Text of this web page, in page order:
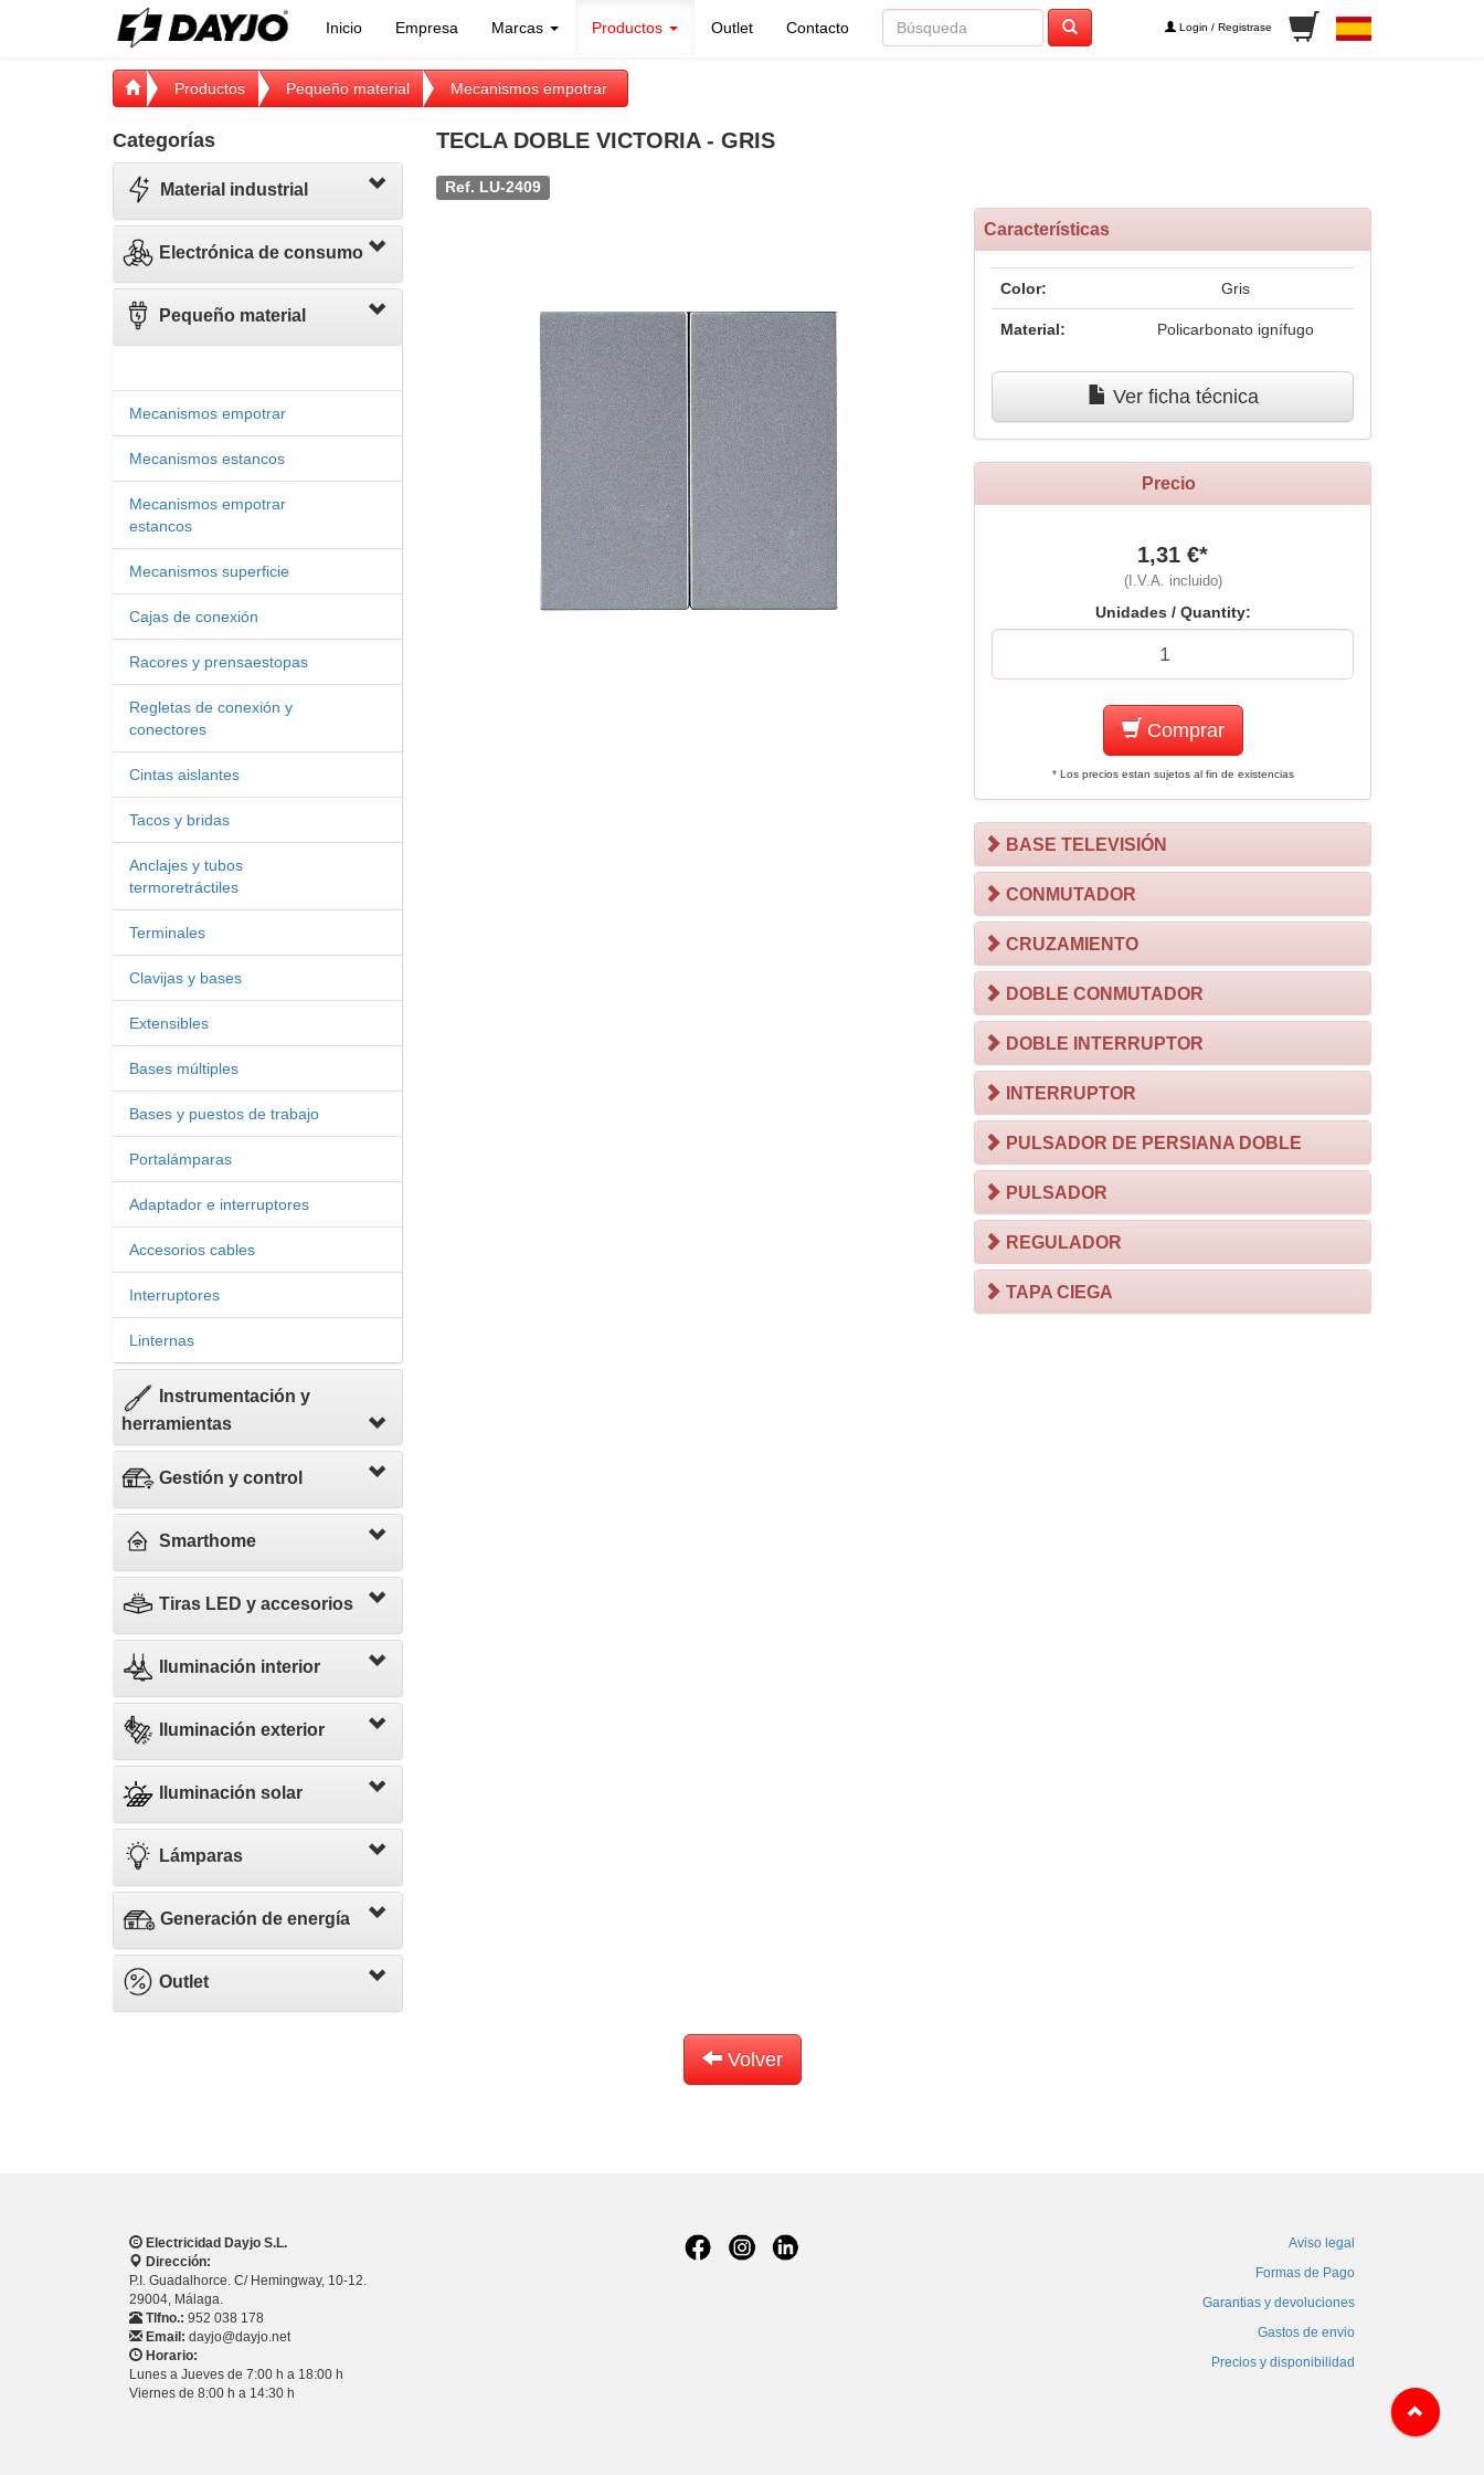
Inicio Empresa Marcas Productos Outlet Contacto Login / Registrase
Productos Pequeño material Mecanismos empotrar
Categorías
Material industrial
Electrónica de consumo
Pequeño material
Mecanismos empotrar
Mecanismos estancos
Mecanismos empotrar
estancos
Mecanismos superficie
Cajas de conexión
Racores y prensaestopas
Regletas de conexión y
conectores
Cintas aislantes
Tacos y bridas
Anclajes y tubos
termoretráctiles
Terminales
Clavijas y bases
Extensibles
Bases múltiples
Bases y puestos de trabajo
Portalámparas
Adaptador e interruptores
Accesorios cables
Interruptores
Linternas
Instrumentación y
herramientas
Gestión y control
Smarthome
Tiras LED y accesorios
Iluminación interior
Iluminación exterior
Iluminación solar
Lámparas
Generación de energía
Outlet
TECLA DOBLE VICTORIA - GRIS
Ref. LU-2409
Características
Color: Gris
Material: Policarbonato ignífugo
Ver ficha técnica
Precio
1,31 €*
(I.V.A. incluido)
Unidades / Quantity:
Comprar
* Los precios estan sujetos al fin de existencias
BASE TELEVISIÓN
CONMUTADOR
CRUZAMIENTO
DOBLE CONMUTADOR
DOBLE INTERRUPTOR
INTERRUPTOR
PULSADOR DE PERSIANA DOBLE
PULSADOR
REGULADOR
TAPA CIEGA
Volver
Electricidad Dayjo S.L.
Dirección:
P.I. Guadalhorce. C/ Hemingway, 10-12.
29004, Málaga.
Tlfno.: 952 038 178
Email: dayjo@dayjo.net
Horario:
Lunes a Jueves de 7:00 h a 18:00 h
Viernes de 8:00 h a 14:30 h
Aviso legal
Formas de Pago
Garantias y devoluciones
Gastos de envio
Precios y disponibilidad